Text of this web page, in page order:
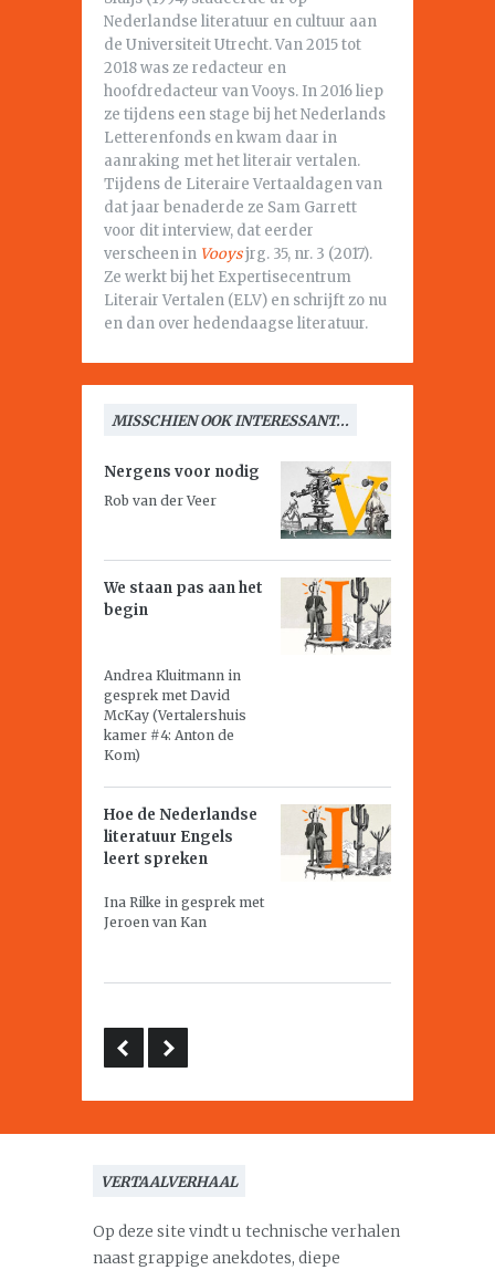
Nederlandse literatuur en cultuur aan
de Universiteit Utrecht. Van 2015 tot
2018 was ze redacteur en
hoofdredacteur van Vooys. In 2016 liep
ze tijdens een stage bij het Nederlands
Letterenfonds en kwam daar in
aanraking met het literair vertalen.
Tijdens de Literaire Vertaaldagen van
dat jaar benaderde ze Sam Garrett
voor dit interview, dat eerder
verscheen in Vooysjrg. 35, nr. 3 (2017).
Ze werkt bij het Expertisecentrum
Literair Vertalen (ELV) en schrijft zo nu
en dan over hedendaagse literatuur.
MISSCHIEN OOK INTERESSANT...
Nergens voor nodig
Rob van der Veer
We staan pas aan het
begin
Andrea Kluitmann in
gesprek met David
McKay (Vertalershuis
kamer #4: Anton de
Kom)
Hoe de Nederlandse
literatuur Engels
leert spreken
Ina Rilke in gesprek met
Jeroen van Kan
VERTAALVERHAAL
Op deze site vindt u technische verhalen
naast grappige anekdotes, diepe